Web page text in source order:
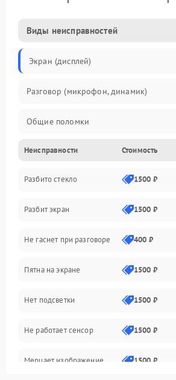
Виды неисправностей
Экран (дисплей)
Разговор (микрофон, динамик)
Общие поломки
Проблемы связи
Камеры
Проблемы с дисплеем и сенсором
Зарядка
Проблемы с питанием, зарядкой и
Проблемы с работой системы,
Неисправности Стоимость
Разбито стекло 1500 ₽
Разбит экран 1500 ₽
Не гаснет при разговоре 400 ₽
Пятна на экране 1500 ₽
Нет подсветки 1500 ₽
Не работает сенсор 1500 ₽
Мерцает изображение 1500 ₽